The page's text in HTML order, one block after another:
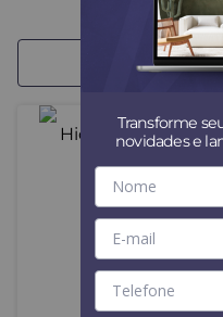
3
Filtrar
Transforme
novidades e